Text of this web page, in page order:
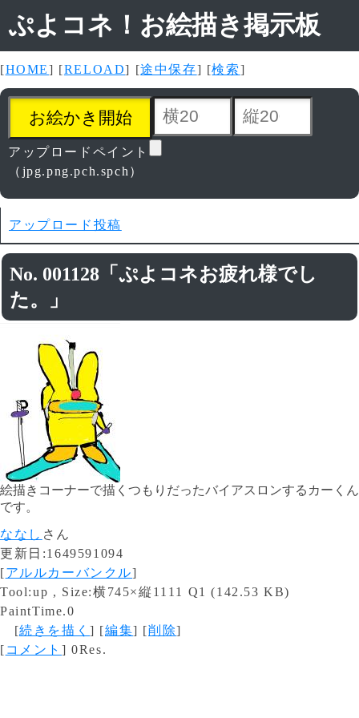
ぷよコネ！お絵描き掲示板
[HOME] [RELOAD] [途中保存] [検索]
アップロードペイント
（jpg.png.pch.spch）
アップロード投稿
No. 001128「ぷよコネお疲れ様でし
た。」
絵描きコーナーで描くつもりだったバイアスロンするカーくん
です。
ななし さん
更新日:1649591094
[アルルカーバンクル]
Tool:up , Size:横745×縦1111 Q1 (142.53 KB)
PaintTime.0
[続きを描く] [編集] [削除]
[ コメント] 0Res.